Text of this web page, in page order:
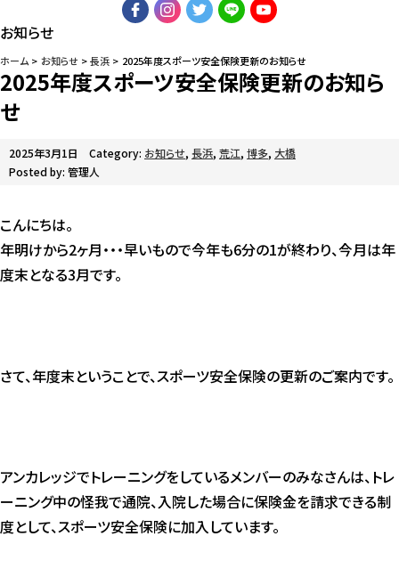
お知らせ
ホーム お知らせ 長浜 2025年度スポーツ安全保険更新のお知らせ
2025年度スポーツ安全保険更新のお知ら
せ
2025年3月1日 Category: お知らせ, 長浜, 荒江, 博多, 大橋
Posted by: 管理人
こんにちは。
年明けから2ヶ月・・・早いもので今年も6分の1が終わり、今月は年
度末となる3月です。
さて、年度末ということで、スポーツ安全保険の更新のご案内です。
アンカレッジでトレーニングをしているメンバーのみなさんは、トレ
ーニング中の怪我で通院、入院した場合に保険金を請求できる制
度として、スポーツ安全保険に加入しています。